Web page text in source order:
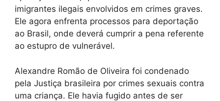
imigrantes ilegais envolvidos em crimes graves.
Ele agora enfrenta processos para deportação
ao Brasil, onde deverá cumprir a pena referente
ao estupro de vulnerável.
Alexandre Romão de Oliveira foi condenado
pela Justiça brasileira por crimes sexuais contra
uma criança. Ele havia fugido antes de ser